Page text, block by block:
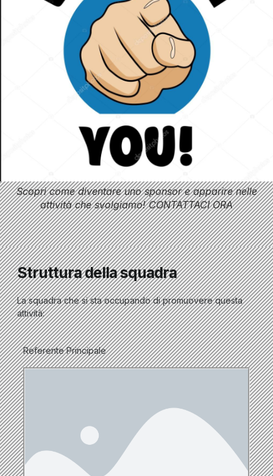
Scopri come diventare uno sponsor e apparire nelle
attività che svolgiamo! CONTATTACI ORA
Struttura della squadra
La squadra che si sta occupando di promuovere questa
attività:
Referente Principale